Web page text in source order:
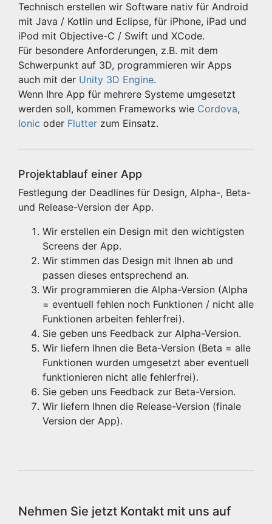
Technisch erstellen wir Software nativ für Android
mit Java / Kotlin und Eclipse, für iPhone, iPad und
iPod mit Objective-C / Swift und XCode.
Für besondere Anforderungen, z.B. mit dem
Schwerpunkt auf 3D, programmieren wir Apps
auch mit der Unity 3D Engine.
Wenn Ihre App für mehrere Systeme umgesetzt
werden soll, kommen Frameworks wie Cordova,
Ionic oder Flutter zum Einsatz.
Projektablauf einer App
Festlegung der Deadlines für Design, Alpha-, Beta-
und Release-Version der App.
Wir erstellen ein Design mit den wichtigsten
Screens der App.
Wir stimmen das Design mit Ihnen ab und
passen dieses entsprechend an.
Wir programmieren die Alpha-Version (Alpha
= eventuell fehlen noch Funktionen / nicht alle
Funktionen arbeiten fehlerfrei).
Sie geben uns Feedback zur Alpha-Version.
Wir liefern Ihnen die Beta-Version (Beta = alle
Funktionen wurden umgesetzt aber eventuell
funktionieren nicht alle fehlerfrei).
Sie geben uns Feedback zur Beta-Version.
Wir liefern Ihnen die Release-Version (finale
Version der App).
Nehmen Sie jetzt Kontakt mit uns auf